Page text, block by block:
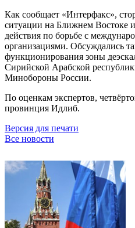
Как сообщает «Интерфакс»,
ситуации на Ближнем Востоке
действия по борьбе с
организациями. Обсуждались
функционирования зоны
Сирийской Арабской
Минобороны России.
По оценкам экспертов,
провинция Идлиб.
Версия для печати
Все новости